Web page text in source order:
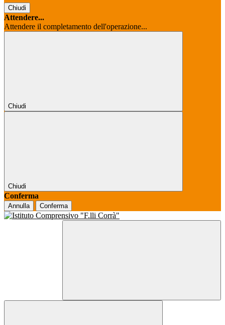
Chiudi
Attendere...
Attendere il completamento dell'operazione...
Chiudi
Chiudi
Conferma
Annulla Conferma